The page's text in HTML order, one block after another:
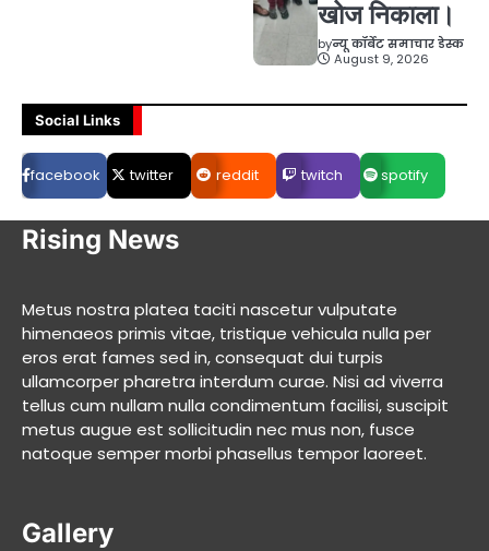
खोज निकाला।
byन्यू कॉर्बेट समाचार डेस्क
August 9, 2026
Social Links
facebook twitter reddit twitch spotify
Rising News
Metus nostra platea taciti nascetur vulputate
himenaeos primis vitae, tristique vehicula nulla per
eros erat fames sed in, consequat dui turpis
ullamcorper pharetra interdum curae. Nisi ad viverra
tellus cum nullam nulla condimentum facilisi, suscipit
metus augue est sollicitudin nec mus non, fusce
natoque semper morbi phasellus tempor laoreet.
Gallery